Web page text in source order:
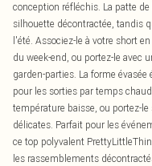
conception réfléchis. La patte
silhouette décontractée, tandis
l'été. Associez-le à votre short
du week-end, ou portez-le avec
garden-parties. La forme
pour les sorties par temps
température baisse, ou portez-
délicates. Parfait pour les
ce top polyvalent
les rassemblements